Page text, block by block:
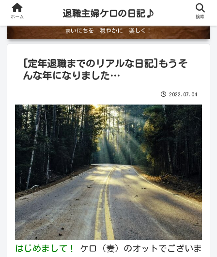
まいにちを 穏やかに 楽しく！
[定年退職までのリアルな日記]もうそ
んな年になりました…
2022.07.04
はじめまして！
ケロ（妻）のオットでございま
ホーム 退職主婦ケロの日記♪ 検索